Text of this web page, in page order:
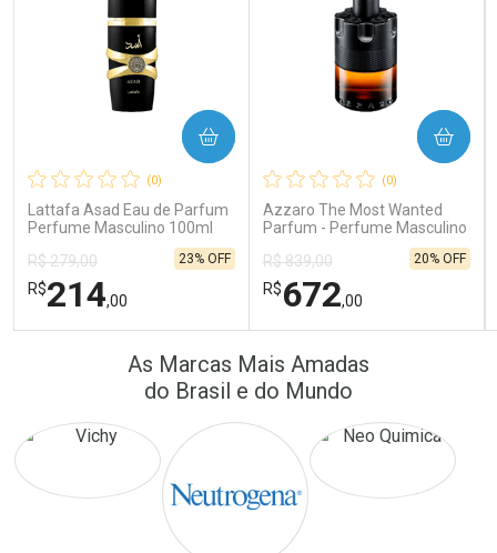
Comprar sem Desconto
Por R$ 64,90/cada
Comprar sem Desconto
Por R$ 64,90/cada
Comprar sem Desconto
Por R$ 41,57/cada
Comprar sem Desconto
Por R$ 41,57/cada
(0)
Lattafa Asad Eau de Parfum
Perfume Masculino 100ml
R$ 279,00
R$214,00
23% OFF
COMPRAR
FECHAR
FECHAR
Por Menos
(0)
Azzaro The Most Wanted
Parfum - Perfume Masculino
R$ 839,00
R$672,00
20% OFF
COMPRAR
Laboratório
Por Menos
As Marcas Mais Amadas
do Brasil e do Mundo